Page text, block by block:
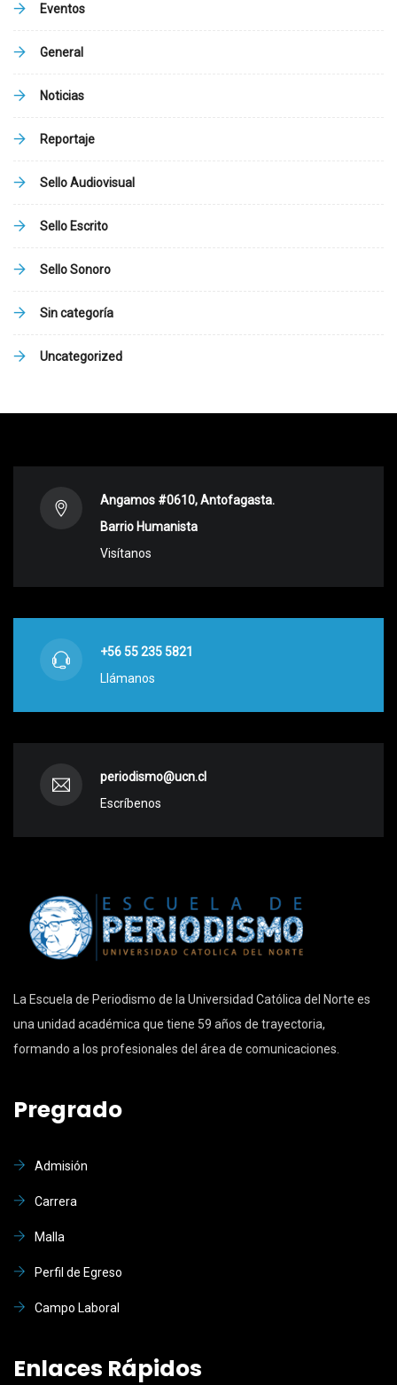
Eventos
General
Noticias
Reportaje
Sello Audiovisual
Sello Escrito
Sello Sonoro
Sin categoría
Uncategorized
Angamos #0610, Antofagasta.
Barrio Humanista
Visítanos
+56 55 235 5821
Llámanos
periodismo@ucn.cl
Escríbenos
La Escuela de Periodismo de la Universidad Católica del Norte es
una unidad académica que tiene 59 años de trayectoria,
formando a los profesionales del área de comunicaciones.
Pregrado
Admisión
Carrera
Malla
Perfil de Egreso
Campo Laboral
Enlaces Rápidos